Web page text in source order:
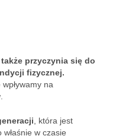
przyczynia się do
fizycznej.
na
, która jest
w czasie